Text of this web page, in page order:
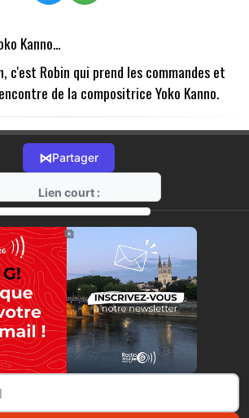
Kanno...
c'est Robin qui prend les commandes et
de la compositrice Yoko Kanno.
⋈Partager
Lien court :
https://radio-g.fr?20950
⧉